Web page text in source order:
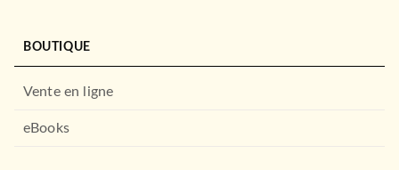
06/04/2022
LE LIVRE DE POCHE
BOUTIQUE
Vente en ligne
eBooks